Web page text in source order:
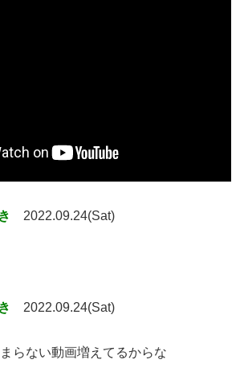
2022.09.24(Sat)
2022.09.24(Sat)
らない動画増えてるからな